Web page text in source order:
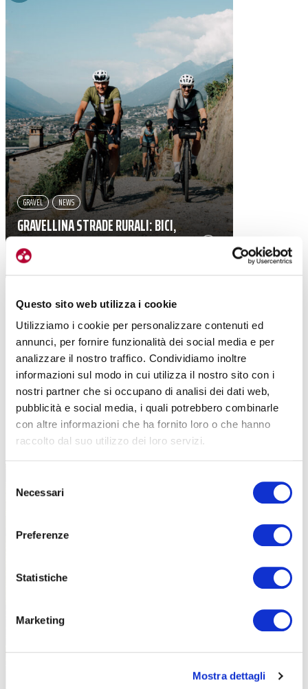
Questo sito web utilizza i cookie
Utilizziamo i cookie per personalizzare contenuti ed
annunci, per fornire funzionalità dei social media e per
analizzare il nostro traffico. Condividiamo inoltre
informazioni sul modo in cui utilizza il nostro sito con i
nostri partner che si occupano di analisi dei dati web,
pubblicità e social media, i quali potrebbero combinarle
con altre informazioni che ha fornito loro o che hanno
raccolto dal suo utilizzo dei loro servizi.
delNecessari
Preferenze
Statistiche
Marketing
Mostra dettagli
GRAVELLINA STRADE RURALI: BICI,
TERRITORIO, TRADIZIONE E STORIA
|07-10-2024
GRAVEL NEWS
TUTTE LE CATEGORIE DEL MAGAZINE